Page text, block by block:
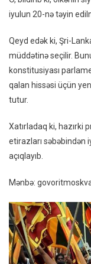
iyulun 20-nə təyin
Qeyd edək ki, Şri-
müddətinə seçilir.
konstitusiyası
qalan hissəsi üçün
tutur.
Xatırladaq ki, hazırki
etirazları səbəbindən
açıqlayıb.
Mənbə: